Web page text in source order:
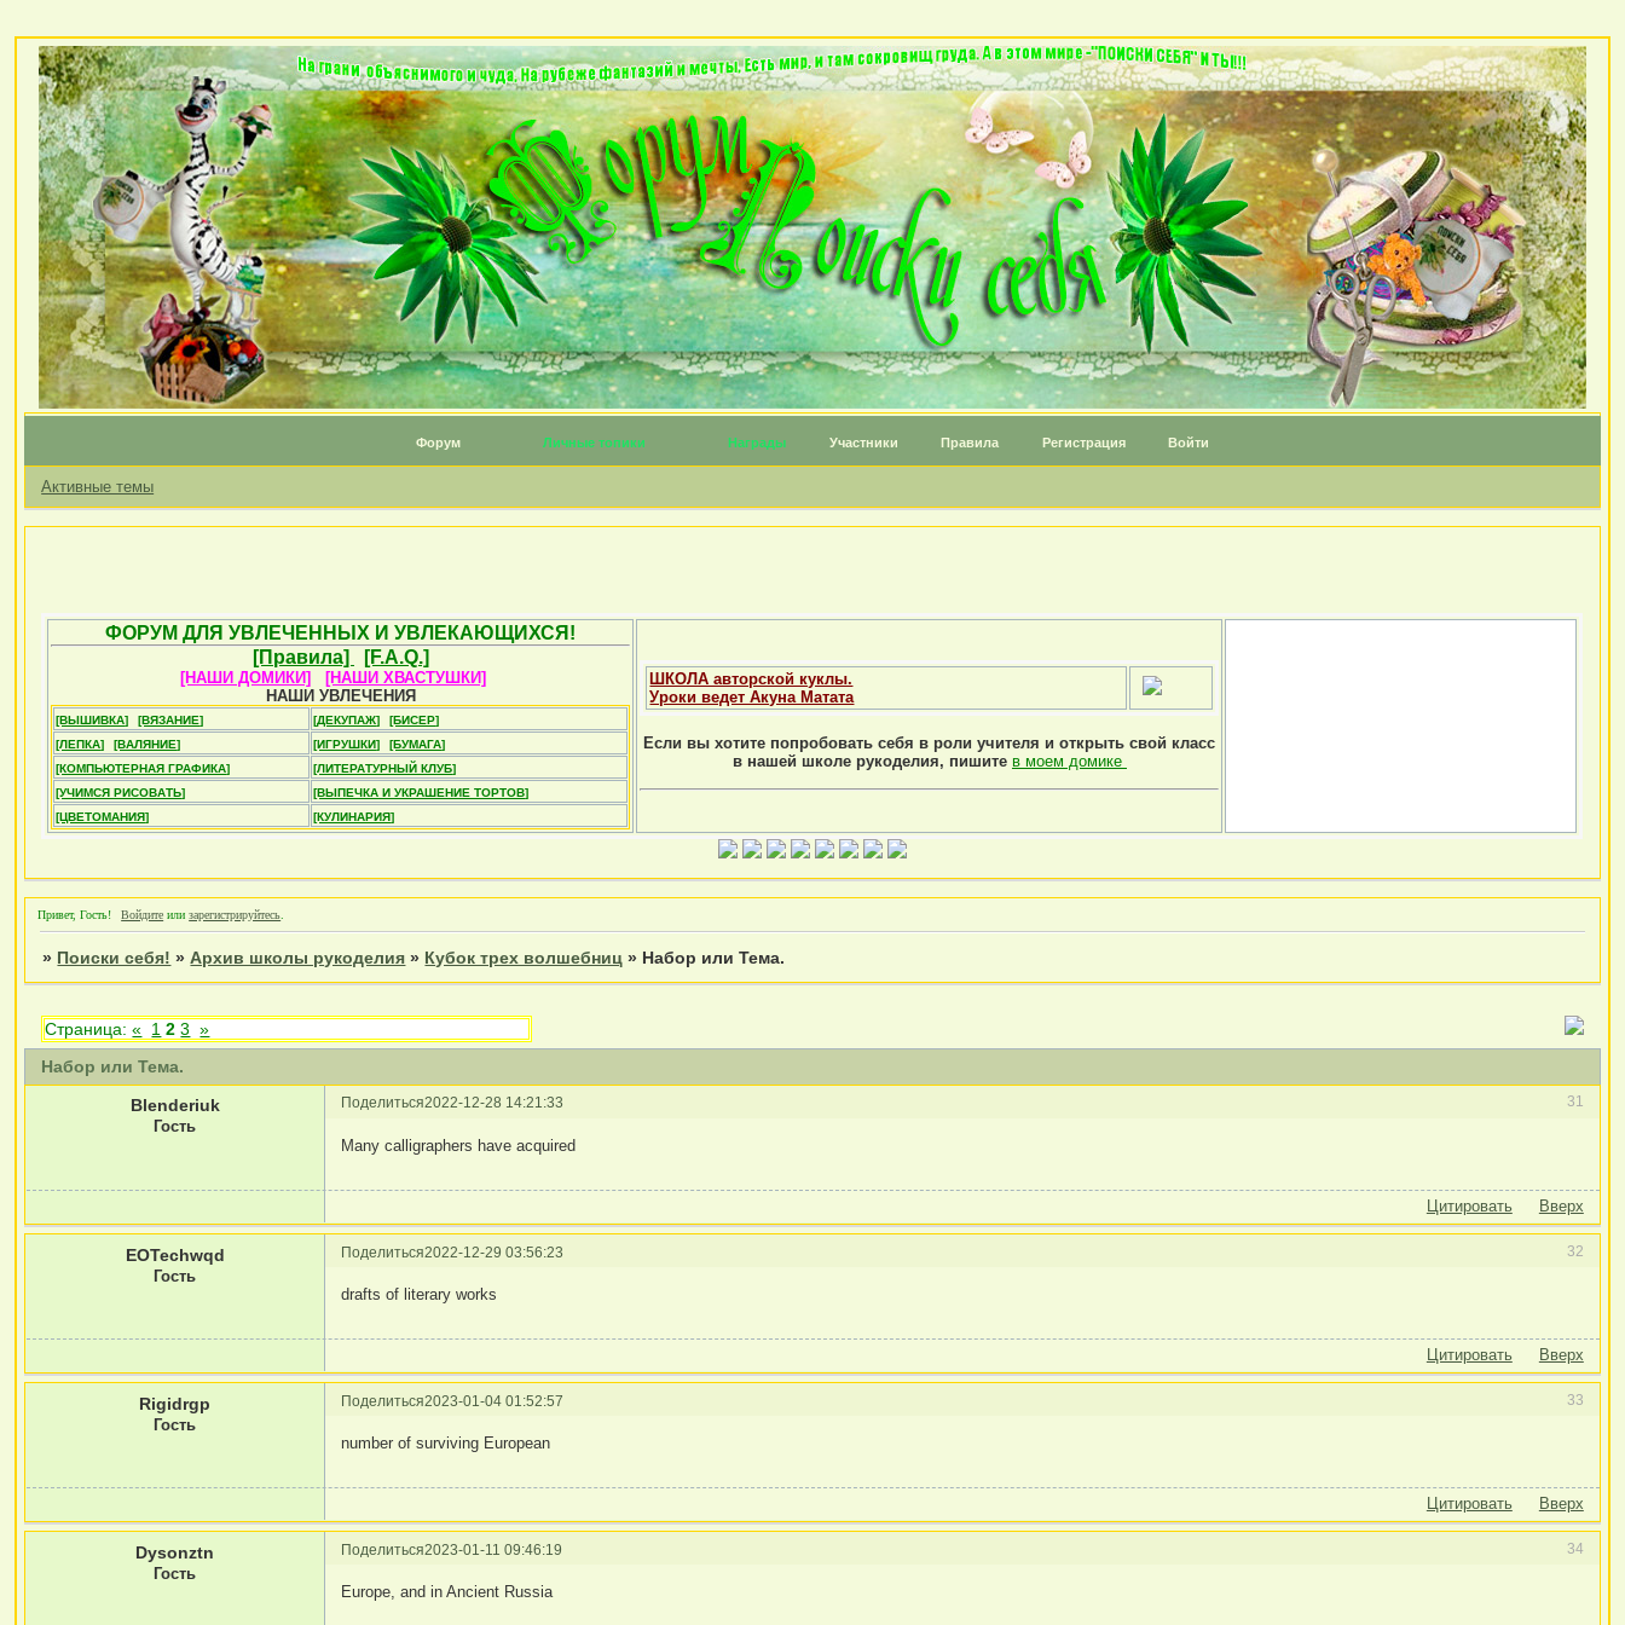
Форум Личные топики Награды Участники Правила Регистрация Войти
Активные темы
ФОРУМ ДЛЯ УВЛЕЧЕННЫХ И УВЛЕКАЮЩИХСЯ!
[Правила]
[F.A.Q.]
[НАШИ ДОМИКИ]
[НАШИ ХВАСТУШКИ]
НАШИ УВЛЕЧЕНИЯ
[ВЫШИВКА] [ВЯЗАНИЕ] [ДЕКУПАЖ]
[БИСЕР]
[ЛЕПКА]
[ВАЛЯНИЕ] [ИГРУШКИ]
[БУМАГА]
[КОМПЬЮТЕРНАЯ ГРАФИКА]
[ЛИТЕРАТУРНЫЙ КЛУБ]
[УЧИМСЯ РИСОВАТЬ]
[ВЫПЕЧКА И УКРАШЕНИЕ ТОРТОВ]
[ЦВЕТОМАНИЯ]
[КУЛИНАРИЯ]
ШКОЛА авторской куклы.
Уроки ведет Акуна Матата
Если вы хотите попробовать себя в роли учителя и открыть свой класс
в нашей школе рукоделия, пишите в моем домике
Привет, Гость! Войдите илизарегистрируйтесь
» Поиски себя! »Архив школы рукоделия » Кубок трех волшебниц » Набор или Тема.
Набор или Тема.
Страница:« 1 2 3 »
Поделиться 31
2022-12-28 14:21:33
Blenderiuk
Гость
Many calligraphers have acquired
Цитировать Вверх
Поделиться 32
2022-12-29 03:56:23
EOTechwqd
Гость
drafts of literary works
Цитировать Вверх
Поделиться 33
2023-01-04 01:52:57
Rigidrgp
Гость
number of surviving European
Цитировать Вверх
Поделиться 34
2023-01-11 09:46:19
Dysonztn
Гость
Europe, and in Ancient Russia